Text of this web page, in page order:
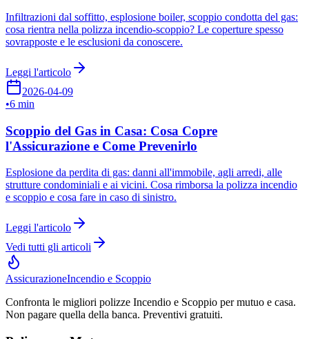
Infiltrazioni dal soffitto, esplosione boiler, scoppio condotta del gas:
cosa rientra nella polizza incendio-scoppio? Le coperture spesso
sovrapposte e le esclusioni da conoscere.
Leggi l'articolo
2026-04-09
•6 min
Scoppio del Gas in Casa: Cosa Copre
l'Assicurazione e Come Prevenirlo
Esplosione da perdita di gas: danni all'immobile, agli arredi, alle
strutture condominiali e ai vicini. Cosa rimborsa la polizza incendio
e scoppio e cosa fare in caso di sinistro.
Leggi l'articolo
Vedi tutti gli articoli
AssicurazioneIncendio e Scoppio
Confronta le migliori polizze Incendio e Scoppio per mutuo e casa.
Non pagare quella della banca. Preventivi gratuiti.